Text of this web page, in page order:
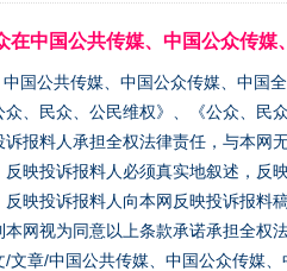
在中国公共传媒、中国公众传媒
中国公共传媒、中国公众传媒、中国
众、民众、公民维权》、《公众、
诉报料人承担全权法律责任，与本网
反映投诉报料人必须真实地叙述，反
反映投诉报料人向本网反映投诉报料
本网视为同意以上条款承诺承担全权
/文章/中国公共传媒、中国公众传媒